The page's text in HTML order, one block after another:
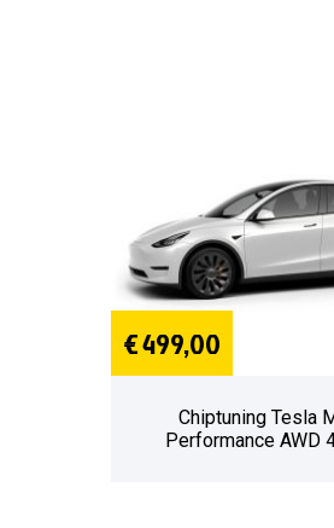
€ 499,00
Chiptuning Tesla
Performance AWD